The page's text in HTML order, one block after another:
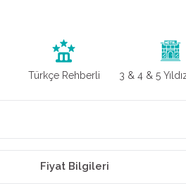
Türkçe Rehberli 3 & 4 & 5
Fiyat Bilgileri